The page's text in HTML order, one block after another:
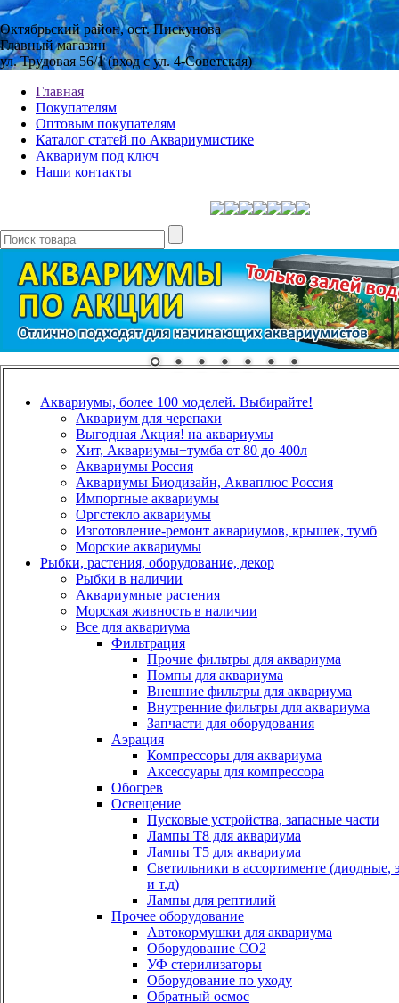
Октябрьский район, ост. Пискунова
Главный магазин
ул. Трудовая 56/1 (вход с ул. 4-Советская)
Главная
Покупателям
Оптовым покупателям
Каталог статей по Аквариумистике
Аквариум под ключ
Наши контакты
Аквариумы, более 100 моделей. Выбирайте!
Аквариум для черепахи
Выгодная Акция! на аквариумы
Хит, Аквариумы+тумба от 80 до 400л
Аквариумы Россия
Аквариумы Биодизайн, Акваплюс Россия
Импортные аквариумы
Оргстекло аквариумы
Изготовление-ремонт аквариумов, крышек, тумб
Морские аквариумы
Рыбки, растения, оборудование, декор
Рыбки в наличии
Аквариумные растения
Морская живность в наличии
Все для аквариума
Фильтрация
Прочие фильтры для аквариума
Помпы для аквариума
Внешние фильтры для аквариума
Внутренние фильтры для аквариума
Запчасти для оборудования
Аэрация
Компрессоры для аквариума
Аксессуары для компрессора
Обогрев
Освещение
Пусковые устройства, запасные части
Лампы Т8 для аквариума
Лампы Т5 для аквариума
Светильники в ассортименте (диодные,
и т.д)
Лампы для рептилий
Прочее оборудование
Автокормушки для аквариума
Оборудование СО2
УФ стерилизаторы
Оборудование по уходу
Обратный осмос